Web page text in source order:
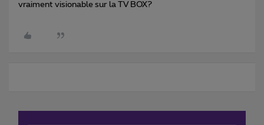
vraiment visionable sur la TV BOX?